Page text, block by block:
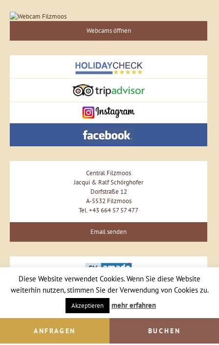
ANFRAGEN BUCHEN
Webcams öffnen
Central Filzmoos
Jacqui & Ralf Schörghofer
Dorfstraße 12
A-5532 Filzmoos
Tel. +43 664 57 57 477
Email senden
Diese Website verwendet Cookies. Wenn Sie diese Website
weiterhin nutzen, stimmen Sie der Verwendung von Cookies zu.
Akzeptieren mehr erfahren